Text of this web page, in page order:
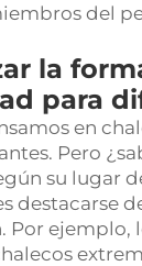
del
la
para
en
Pero
su lugar
destacarse
Por ejemplo,